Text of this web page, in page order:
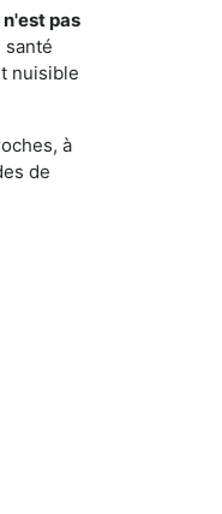
pas
santé
nuisible
à
de